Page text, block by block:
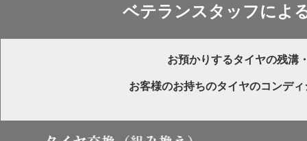
ベテランスタッフによ
お預かりするタイヤの残溝
お客様のお持ちのタイヤのコンデ